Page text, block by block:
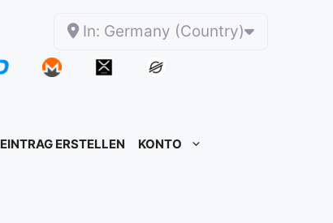
In: Germany (Country)
EINTRAG ERSTELLEN KONTO